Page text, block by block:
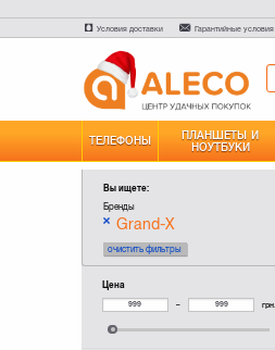
Условия доставки Гарантийные условия
ТЕЛЕФОНЫ
ПЛАНШЕТЫ И
НОУТБУКИ
Вы ищете:
Бренды
Grand-X
очистить фильтры
Цена
– грн.